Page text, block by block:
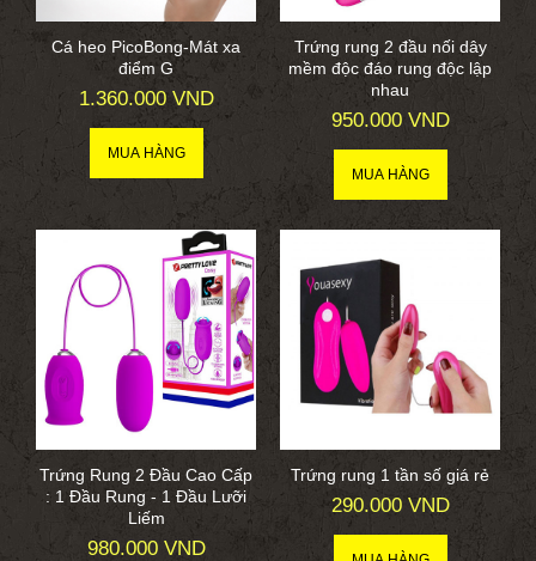
Cá heo PicoBong-Mát xa
điểm G
1.360.000 VND
Trứng rung 2 đầu nối dây
mềm độc đáo rung độc lập
nhau
950.000 VND
Trứng Rung 2 Đầu Cao Cấp
: 1 Đầu Rung - 1 Đầu Lưỡi
Liếm
980.000 VND
Trứng rung 1 tần số giá rẻ
290.000 VND